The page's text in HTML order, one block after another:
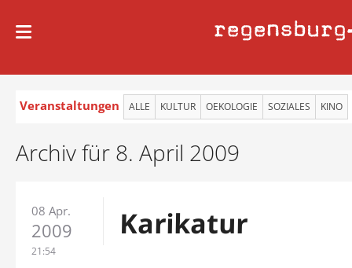
regensburg
Veranstaltungen ALLE KULTUR OEKOLOGIE SOZIALES KINO
Archiv für 8. April 2009
08 Apr.
2009
21:54
Karikatur